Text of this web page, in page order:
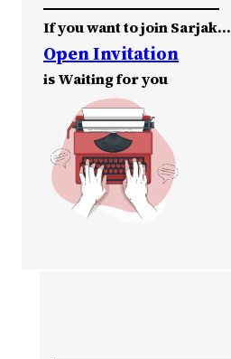
If you want to join Sarjak…
Open Invitation
is Waiting for you